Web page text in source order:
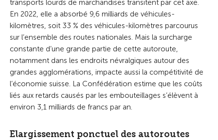
transports lourds de marchandises transitent par cet axe.
En 2022, elle a absorbé 9,6 milliards de véhicules-
kilomètres, soit 33 % des véhicules-kilomètres parcourus
sur l’ensemble des routes nationales. Mais la surcharge
constante d’une grande partie de cette autoroute,
notamment dans les endroits névralgiques autour des
grandes agglomérations, impacte aussi la compétitivité de
l’économie suisse. La Confédération estime que les coûts
liés aux retards causés par les embouteillages s’élèvent à
environ 3,1 milliards de francs par an.
Elargissement ponctuel des autoroutes